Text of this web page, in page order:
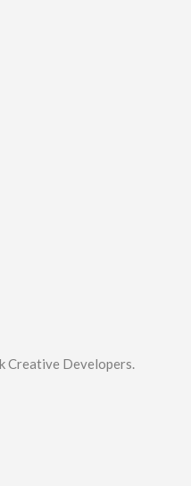
Creative Developers.